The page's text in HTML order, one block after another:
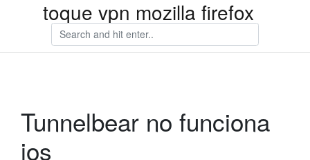
toque vpn mozilla firefox
Tunnelbear no funciona
ios